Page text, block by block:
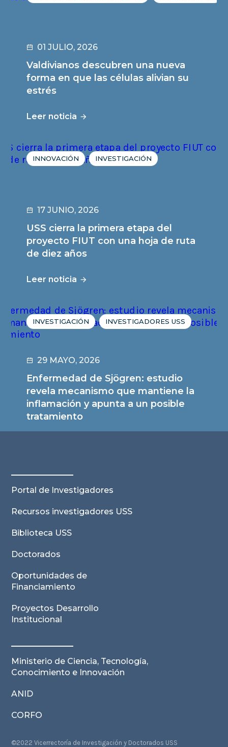
01 JULIO, 2026
Valdivianos descubren una nueva
forma en que las células alivian su
estrés
Leer noticia
INNOVACIÓN INVESTIGACIÓN
17 JUNIO, 2026
USS cierra la primera etapa del
proyecto FIUT con una hoja de ruta
de diez años
Leer noticia
INVESTIGACIÓN INVESTIGADORES USS
29 MAYO, 2026
Enfermedad de Sjögren: estudio
revela mecanismo que mantiene la
inflamación y apunta a un posible
tratamiento
Portal de Investigadores
Recursos investigadores USS
Biblioteca USS
Doctorados
Oportunidades de
Financiamiento
Proyectos Desarrollo
Institucional
Ministerio de Ciencia, Tecnología,
Conocimiento e Innovación
ANID
CORFO
©2022 Vicerrectoría de Investigación y Doctorados USS